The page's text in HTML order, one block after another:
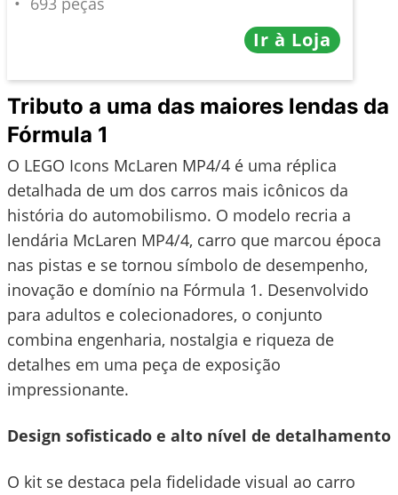
Ir à Loja
Tributo a uma das maiores lendas da
Fórmula 1
O LEGO Icons McLaren MP4/4 é uma réplica
detalhada de um dos carros mais icônicos da
história do automobilismo. O modelo recria a
lendária McLaren MP4/4, carro que marcou época
nas pistas e se tornou símbolo de desempenho,
inovação e domínio na Fórmula 1. Desenvolvido
para adultos e colecionadores, o conjunto
combina engenharia, nostalgia e riqueza de
detalhes em uma peça de exposição
impressionante.
Design sofisticado e alto nível de detalhamento
O kit se destaca pela fidelidade visual ao carro